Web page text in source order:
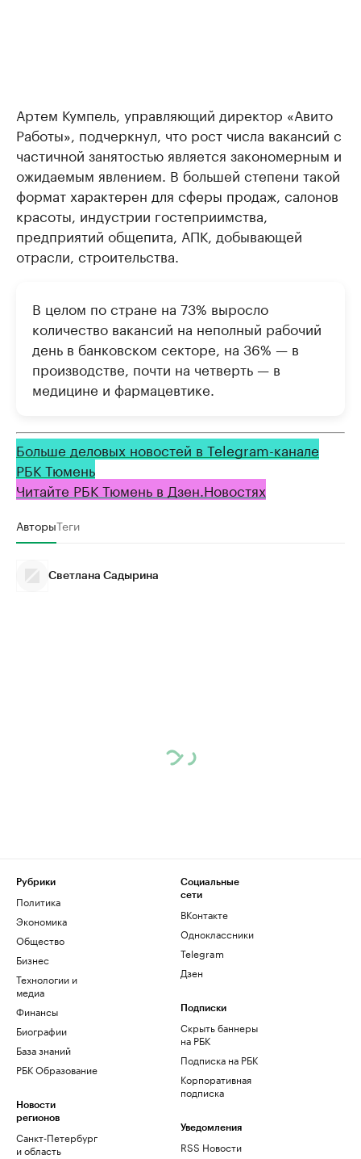
Артем Кумпель, управляющий директор «Авито
Работы», подчеркнул, что рост числа вакансий с
частичной занятостью является закономерным и
ожидаемым явлением. В большей степени такой
формат характерен для сферы продаж, салонов
красоты, индустрии гостеприимства,
предприятий общепита, АПК, добывающей
отрасли, строительства.
В целом по стране на 73% выросло
количество вакансий на неполный рабочий
день в банковском секторе, на 36% — в
производстве, почти на четверть — в
медицине и фармацевтике.
Больше деловых новостей в Telegram-канале
РБК Тюмень
Читайте РБК Тюмень в Дзен.Новостях
АвторыТеги
Светлана Садырина
Рубрики
Политика
Экономика
Общество
Бизнес
Технологии и
медиа
Финансы
Биографии
База знаний
РБК Образование
Новости
регионов
Санкт-Петербург
и область
Социальные
сети
ВКонтакте
Одноклассники
Telegram
Дзен
Подписки
Скрыть баннеры
на РБК
Подписка на РБК
Корпоративная
подписка
Уведомления
RSS Новости